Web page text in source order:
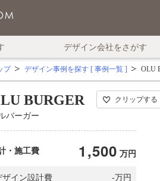
デザイン会社をさがす
プ デザイン事例を探す [ 事例一覧 ] OLU
BURGER
バーガー
クリップする
・施工費 1,500 万円
ザイン設計費 -万円